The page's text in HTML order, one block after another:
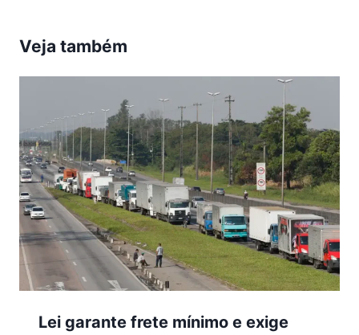
Veja também
Lei garante frete mínimo e exige